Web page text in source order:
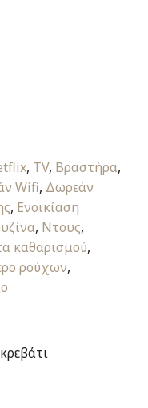
, TV, Βραστήρα,
Wifi, Δωρεάν
, Ενοικίαση
, Ντους,
καθαρισμού,
ρούχων,